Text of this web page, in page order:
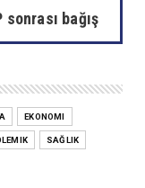
sonrası bağış
yangınlar
EKONOMI
SAĞLIK